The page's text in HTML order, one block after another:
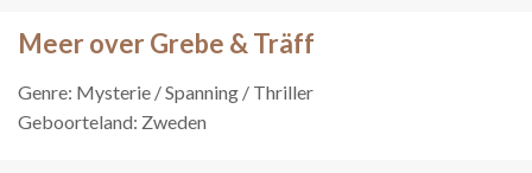
Meer over Grebe & Träff
Genre: Mysterie / Spanning / Thriller
Geboorteland: Zweden